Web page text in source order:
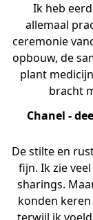
Ik heb
allemaal
ceremonie
opbouw, de
plant
bracht
Chanel -
De stilte en
fijn. Ik zie
sharings.
konden